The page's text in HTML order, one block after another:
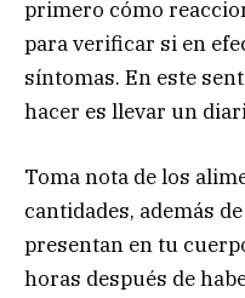
primero cómo
para verificar si en
síntomas. En este
hacer es llevar un
Toma nota de los
cantidades, además
presentan en tu
horas después de